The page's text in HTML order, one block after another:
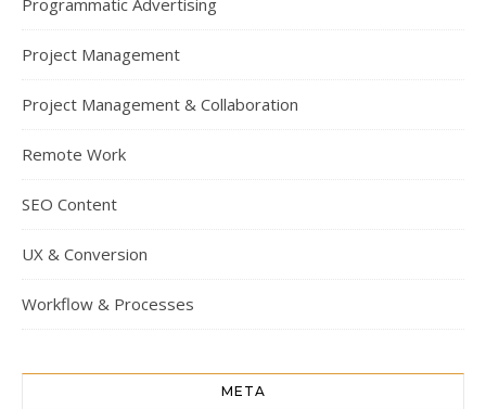
Programmatic Advertising
Project Management
Project Management & Collaboration
Remote Work
SEO Content
UX & Conversion
Workflow & Processes
META